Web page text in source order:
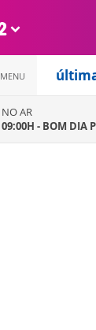
MENU
NO AR
09:00H - BOM DIA